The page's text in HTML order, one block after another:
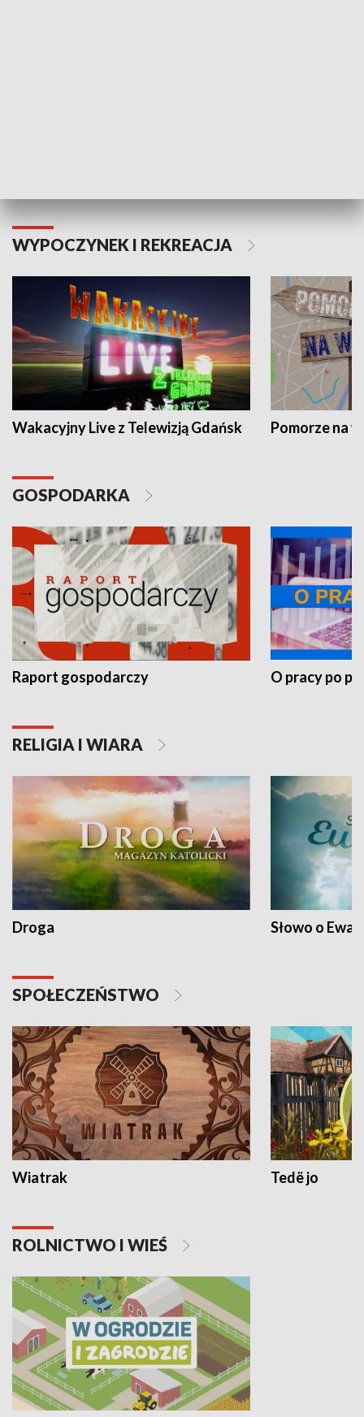
WYPOCZYNEK I REKREACJA
Wakacyjny Live z Telewizją Gdańsk Pomorze na
GOSPODARKA
Raport gospodarczy O pracy po
RELIGIA I WIARA
Droga Słowo o
SPOŁECZEŃSTWO
Wiatrak Tedë jo
ROLNICTWO I WIEŚ